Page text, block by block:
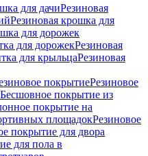
для дачиРезиновая
Резиновая крошка для
для дорожек
для дорожекРезиновая
для крыльцаРезиновая
покрытиеРезиновое
Бесшовное покрытие из
покрытие на
площадокРезиновое
покрытие для двора
для пола в